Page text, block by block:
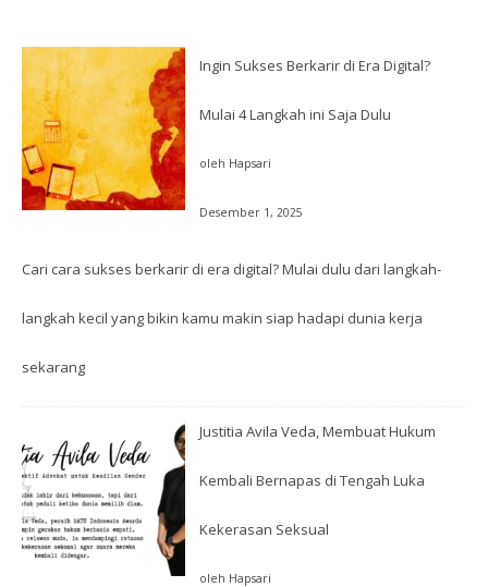
Ingin Sukses Berkarir di Era Digital?
Mulai 4 Langkah ini Saja Dulu
oleh Hapsari
Desember 1, 2025
Cari cara sukses berkarir di era digital? Mulai dulu dari langkah-
langkah kecil yang bikin kamu makin siap hadapi dunia kerja
sekarang
Justitia Avila Veda, Membuat Hukum
Kembali Bernapas di Tengah Luka
Kekerasan Seksual
oleh Hapsari